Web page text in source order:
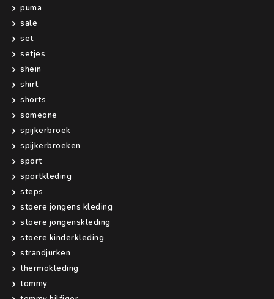
puma
sale
set
setjes
shein
shirt
shorts
someone
spijkerbroek
spijkerbroeken
sport
sportkleding
steps
stoere jongens kleding
stoere jongenskleding
stoere kinderkleding
strandjurken
thermokleding
tommy